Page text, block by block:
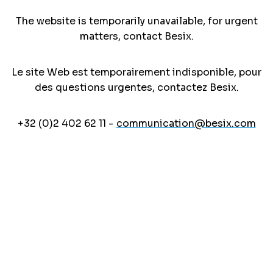
The website is temporarily unavailable, for urgent
matters, contact Besix.
Le site Web est temporairement indisponible, pour
des questions urgentes, contactez Besix.
+32 (0)2 402 62 11 - communication@besix.com